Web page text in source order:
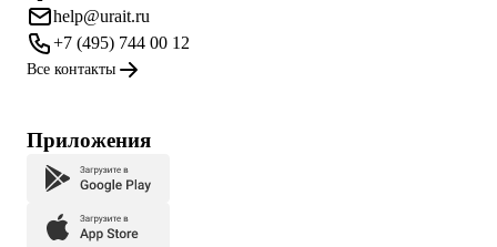
help@urait.ru
+7 (495) 744 00 12
Все контакты
Приложения